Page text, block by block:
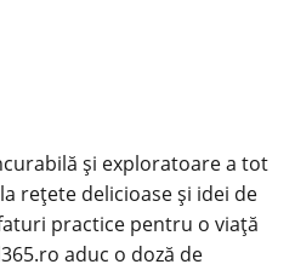
și exploratoare a tot
rețete delicioase și idei de
practice pentru o viață
aduc o doză de